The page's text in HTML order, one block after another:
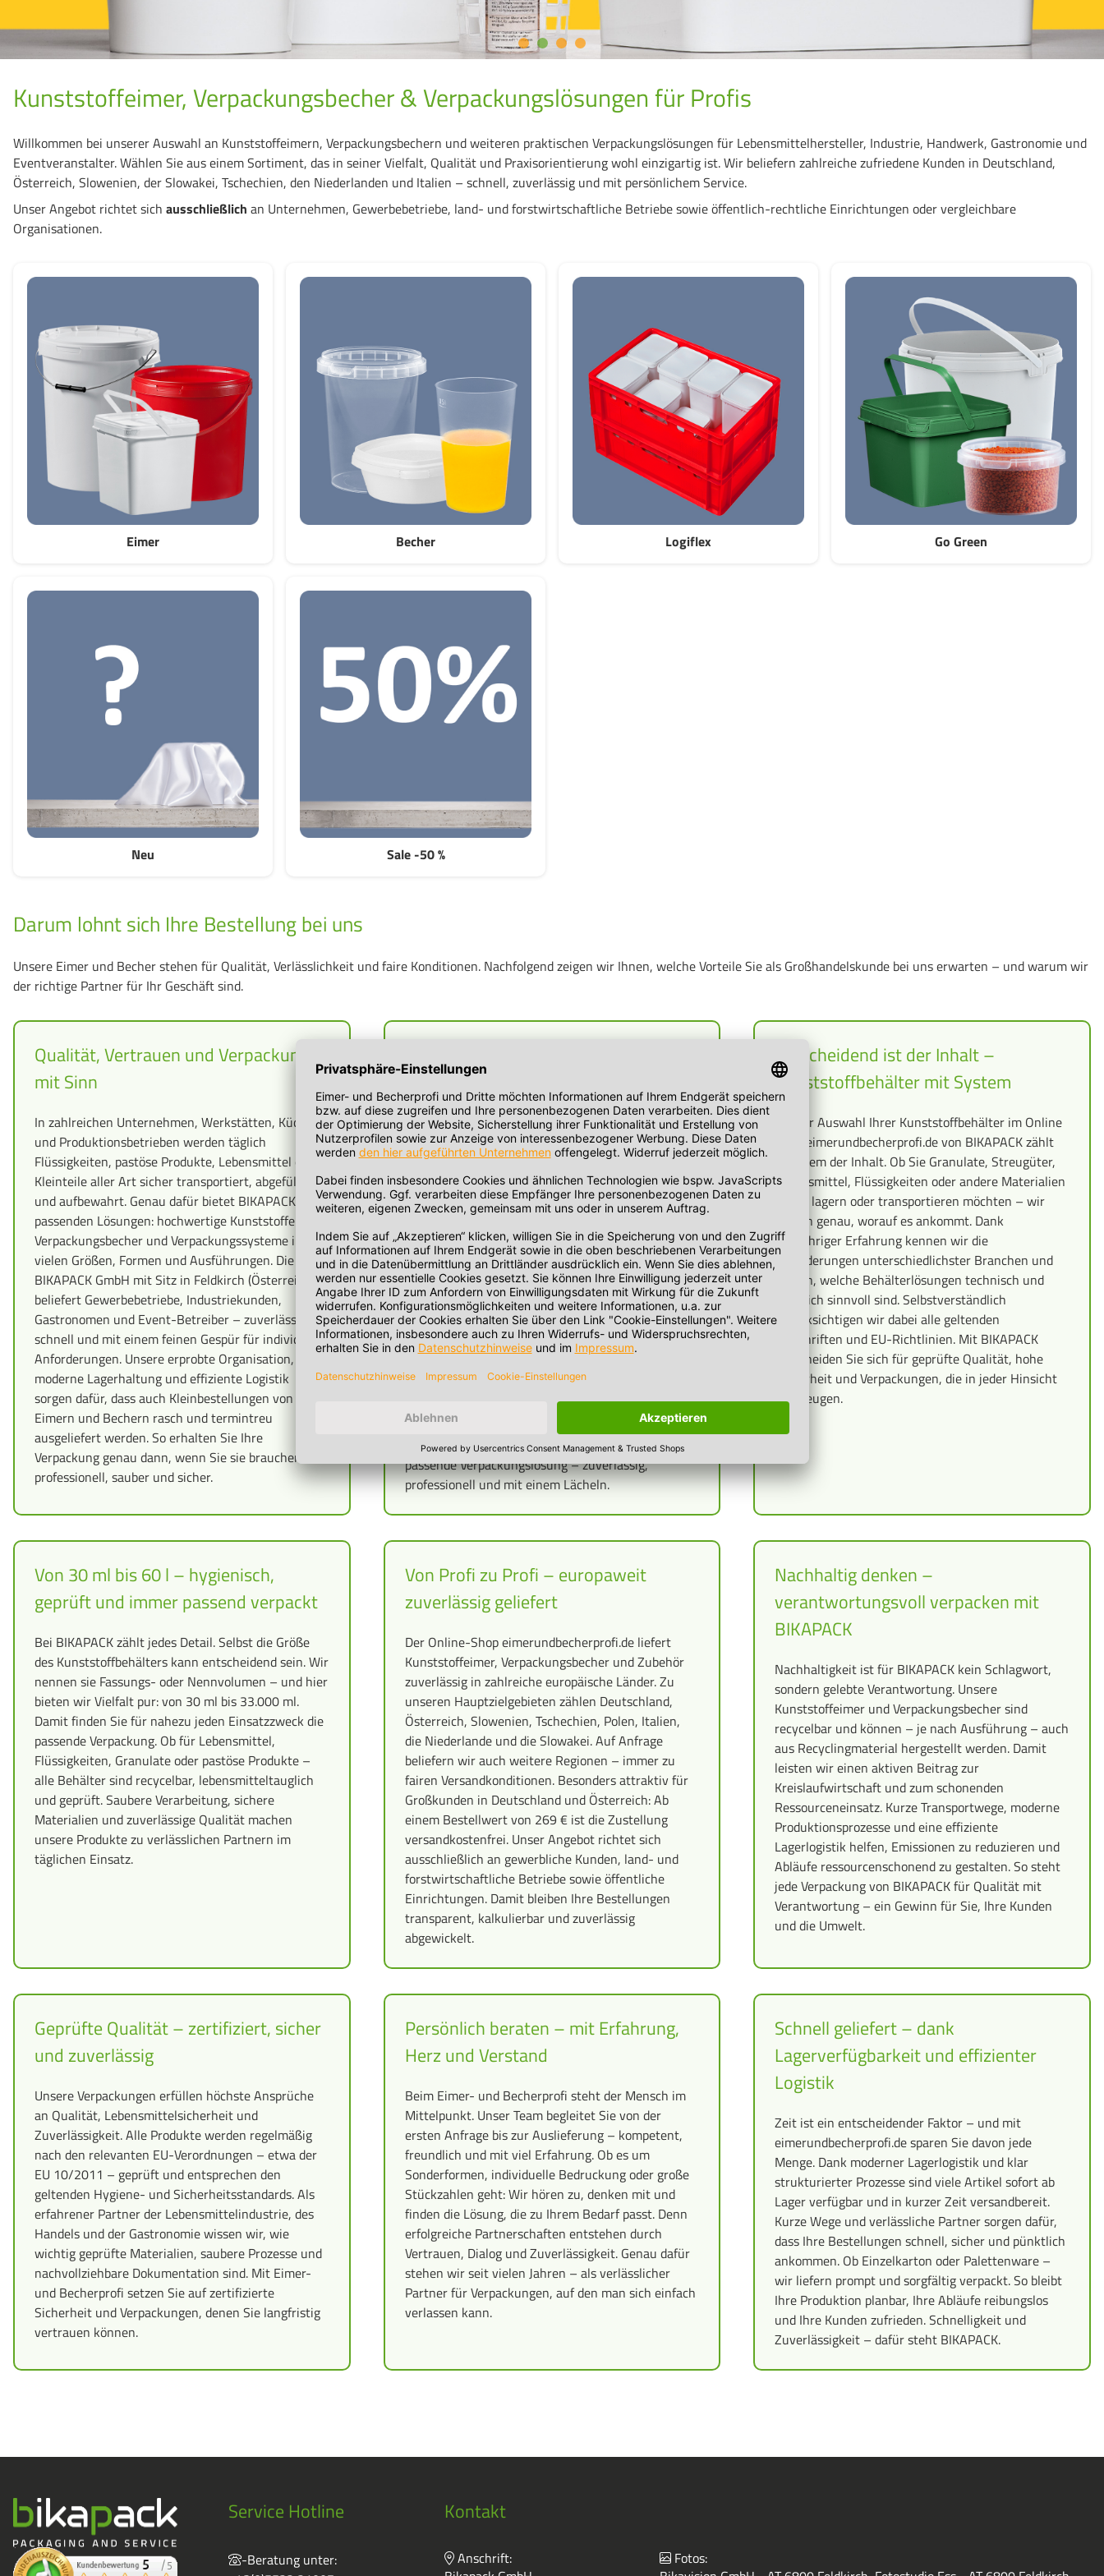
Kunststoffeimer, Verpackungsbecher & Verpackungslösungen für Profis
Willkommen bei unserer Auswahl an Kunststoffeimern, Verpackungsbechern und weiteren praktischen Verpackungslösungen für Lebensmittelhersteller, Industrie, Handwerk, Gastronomie und
Eventveranstalter. Wählen Sie aus einem Sortiment, das in seiner Vielfalt, Qualität und Praxisorientierung wohl einzigartig ist. Wir beliefern zahlreiche zufriedene Kunden in Deutschland,
Österreich, Slowenien, der Slowakei, Tschechien, den Niederlanden und Italien – schnell, zuverlässig und mit persönlichem Service.
Unser Angebot richtet sich ausschließlich an Unternehmen, Gewerbebetriebe, land- und forstwirtschaftliche Betriebe sowie öffentlich-rechtliche Einrichtungen oder vergleichbare
Organisationen.
Eimer Becher Logiflex Go Green
Neu Sale -50 %
Darum lohnt sich Ihre Bestellung bei uns
Unsere Eimer und Becher stehen für Qualität, Verlässlichkeit und faire Konditionen. Nachfolgend zeigen wir Ihnen, welche Vorteile Sie als Großhandelskunde bei uns erwarten – und warum wir
der richtige Partner für Ihr Geschäft sind.
Qualität, Vertrauen und Verpackung
mit Sinn
In zahlreichen Unternehmen, Werkstätten, Küchen
und Produktionsbetrieben werden täglich
Flüssigkeiten, pastöse Produkte, Lebensmittel oder
Kleinteile aller Art sicher transportiert, abgefüllt
und aufbewahrt. Genau dafür bietet BIKAPACK die
passenden Lösungen: hochwertige Kunststoffeimer,
Verpackungsbecher und Verpackungssysteme in
vielen Größen, Formen und Ausführungen. Die
BIKAPACK GmbH mit Sitz in Feldkirch (Österreich)
beliefert Gewerbebetriebe, Industriekunden,
Gastronomen und Event-Betreiber – zuverlässig,
schnell und mit einem feinen Gespür für individuelle
Anforderungen. Unsere erprobte Organisation,
moderne Lagerhaltung und effiziente Logistik
sorgen dafür, dass auch Kleinbestellungen von
Eimern und Bechern rasch und termintreu
ausgeliefert werden. So erhalten Sie Ihre
Verpackung genau dann, wenn Sie sie brauchen –
professionell, sauber und sicher.
Kunststoffeimer mit Deckel &
Verpackungsbecher für Lebensmittel
Plastikbecher, Kunststoffeimer und weitere
Herzstück unseres Sortiments. Ob rund, eckig,
transparent oder farbig – bei
www.eimerundbecherprofi.de finden Sie
Verpackungsbecher und Eimer in zahlreichen
Größen, Formen und Ausführungen. Auch
Sonderformen und Speziallösungen gehören zu
unserem einzigartigen Sortiment –
selbstverständlich immer mit den passenden
Deckeln. Und falls Sie einmal ein besonderes Format
unserem Online-Shop finden, stehen wir Ihnen
gerne zur Seite: Nutzen Sie einfach unser
Kontaktformular oder rufen Sie uns an. Gemeinsam
finden wir schnell und unkompliziert eine perfekt
passende Verpackungslösung – zuverlässig,
professionell und mit einem Lächeln.
Entscheidend ist der Inhalt –
Kunststoffbehälter mit System
Bei der Auswahl Ihrer Kunststoffbehälter im Online
Shop eimerundbecherprofi.de von BIKAPACK zählt
vor allem der Inhalt. Ob Sie Granulate, Streugüter,
Lebensmittel, Flüssigkeiten oder andere Materialien
sicher lagern oder transportieren möchten – wir
wissen genau, worauf es ankommt. Dank
langjähriger Erfahrung kennen wir die
Anforderungen unterschiedlichster Branchen und
wissen, welche Behälterlösungen technisch und
rechtlich sinnvoll sind. Selbstverständlich
berücksichtigen wir dabei alle geltenden
Vorschriften und EU-Richtlinien. Mit BIKAPACK
entscheiden Sie sich für geprüfte Qualität, hohe
Sicherheit und Verpackungen, die in jeder Hinsicht
überzeugen.
Von 30 ml bis 60 l – hygienisch,
geprüft und immer passend verpackt
Bei BIKAPACK zählt jedes Detail. Selbst die Größe
des Kunststoffbehälters kann entscheidend sein. Wir
nennen sie Fassungs- oder Nennvolumen – und hier
bieten wir Vielfalt pur: von 30 ml bis 33.000 ml.
Damit finden Sie für nahezu jeden Einsatzzweck die
passende Verpackung. Ob für Lebensmittel,
Flüssigkeiten, Granulate oder pastöse Produkte –
alle Behälter sind recycelbar, lebensmitteltauglich
und geprüft. Saubere Verarbeitung, sichere
Materialien und zuverlässige Qualität machen
unsere Produkte zu verlässlichen Partnern im
täglichen Einsatz.
Von Profi zu Profi – europaweit
zuverlässig geliefert
Der Online-Shop eimerundbecherprofi.de liefert
Kunststoffeimer, Verpackungsbecher und Zubehör
zuverlässig in zahlreiche europäische Länder. Zu
unseren Hauptzielgebieten zählen Deutschland,
Österreich, Slowenien, Tschechien, Polen, Italien,
die Niederlande und die Slowakei. Auf Anfrage
beliefern wir auch weitere Regionen – immer zu
fairen Versandkonditionen. Besonders attraktiv für
Großkunden in Deutschland und Österreich: Ab
einem Bestellwert von 269 € ist die Zustellung
versandkostenfrei. Unser Angebot richtet sich
ausschließlich an gewerbliche Kunden, land- und
forstwirtschaftliche Betriebe sowie öffentliche
Einrichtungen. Damit bleiben Ihre Bestellungen
transparent, kalkulierbar und zuverlässig
abgewickelt.
Nachhaltig denken –
verantwortungsvoll verpacken mit
BIKAPACK
Nachhaltigkeit ist für BIKAPACK kein Schlagwort,
sondern gelebte Verantwortung. Unsere
Kunststoffeimer und Verpackungsbecher sind
recycelbar und können – je nach Ausführung – auch
aus Recyclingmaterial hergestellt werden. Damit
leisten wir einen aktiven Beitrag zur
Kreislaufwirtschaft und zum schonenden
Ressourceneinsatz. Kurze Transportwege, moderne
Produktionsprozesse und eine effiziente
Lagerlogistik helfen, Emissionen zu reduzieren und
Abläufe ressourcenschonend zu gestalten. So steht
jede Verpackung von BIKAPACK für Qualität mit
Verantwortung – ein Gewinn für Sie, Ihre Kunden
und die Umwelt.
Geprüfte Qualität – zertifiziert, sicher
und zuverlässig
Unsere Verpackungen erfüllen höchste Ansprüche
an Qualität, Lebensmittelsicherheit und
Zuverlässigkeit. Alle Produkte werden regelmäßig
nach den relevanten EU-Verordnungen – etwa der
EU 10/2011 – geprüft und entsprechen den
geltenden Hygiene- und Sicherheitsstandards. Als
erfahrener Partner der Lebensmittelindustrie, des
Handels und der Gastronomie wissen wir, wie
wichtig geprüfte Materialien, saubere Prozesse und
nachvollziehbare Dokumentation sind. Mit Eimer-
und Becherprofi setzen Sie auf zertifizierte
Sicherheit und Verpackungen, denen Sie langfristig
vertrauen können.
Persönlich beraten – mit Erfahrung,
Herz und Verstand
Beim Eimer- und Becherprofi steht der Mensch im
Mittelpunkt. Unser Team begleitet Sie von der
ersten Anfrage bis zur Auslieferung – kompetent,
freundlich und mit viel Erfahrung. Ob es um
Sonderformen, individuelle Bedruckung oder große
Stückzahlen geht: Wir hören zu, denken mit und
finden die Lösung, die zu Ihrem Bedarf passt. Denn
erfolgreiche Partnerschaften entstehen durch
Vertrauen, Dialog und Zuverlässigkeit. Genau dafür
stehen wir seit vielen Jahren – als verlässlicher
Partner für Verpackungen, auf den man sich einfach
verlassen kann.
Schnell geliefert – dank
Lagerverfügbarkeit und effizienter
Logistik
Zeit ist ein entscheidender Faktor – und mit
eimerundbecherprofi.de sparen Sie davon jede
Menge. Dank moderner Lagerlogistik und klar
strukturierter Prozesse sind viele Artikel sofort ab
Lager verfügbar und in kurzer Zeit versandbereit.
Kurze Wege und verlässliche Partner sorgen dafür,
dass Ihre Bestellungen schnell, sicher und pünktlich
ankommen. Ob Einzelkarton oder Palettenware –
wir liefern prompt und sorgfältig verpackt. So bleibt
Ihre Produktion planbar, Ihre Abläufe reibungslos
und Ihre Kunden zufrieden. Schnelligkeit und
Zuverlässigkeit – dafür steht BIKAPACK.
Service Hotline
-Beratung unter:
Kontakt
Anschrift:
Fotos: